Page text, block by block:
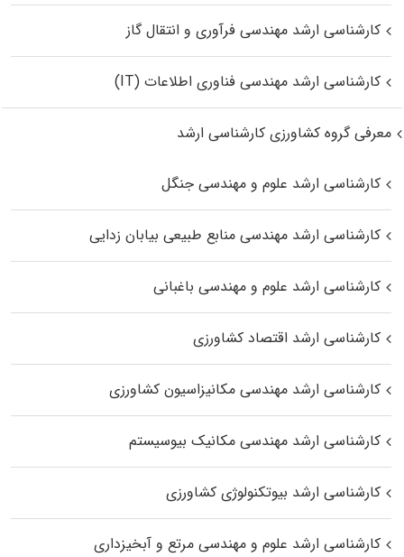
کارشناسی ارشد مهندسی فرآوری و انتقال گاز
کارشناسی ارشد مهندسی فناوری اطلاعات (IT)
معرفی گروه کشاورزی کارشناسی ارشد
کارشناسی ارشد علوم و مهندسی جنگل
کارشناسی ارشد مهندسی منابع طبیعی بیابان زدایی
کارشناسی ارشد علوم و مهندسی باغبانی
کارشناسی ارشد اقتصاد کشاورزی
کارشناسی ارشد مهندسی مکانیزاسیون کشاورزی
کارشناسی ارشد مهندسی مکانیک بیوسیستم
کارشناسی ارشد بیوتکنولوژی کشاورزی
کارشناسی ارشد علوم و مهندسی مرتع و آبخیزداری